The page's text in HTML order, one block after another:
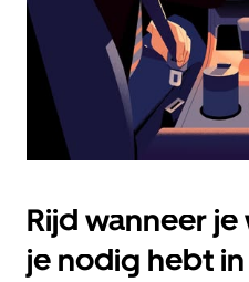
agenda
te
sluiten.
Rijd wanneer
je nodig hebt